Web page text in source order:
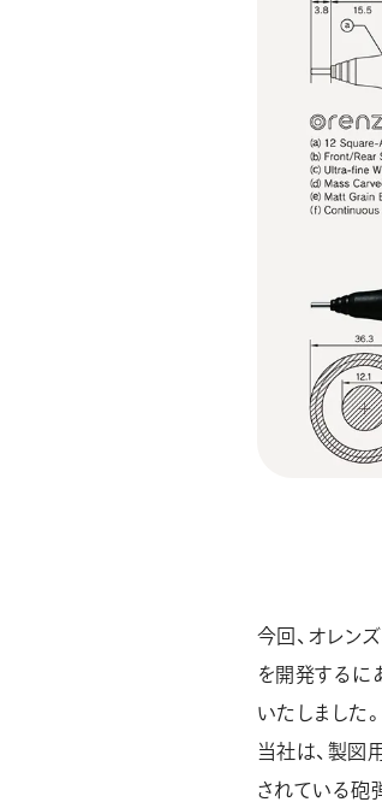
今回、オレン
を開発するに
いたしました。
当社は、製図
されている砲